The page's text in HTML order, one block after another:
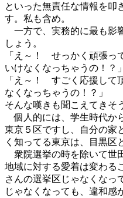
といった無責任な情報を叩
す。私も含め。
一方で、実務的に最も影
しょう。
「え～！ せっかく頑張っ
いけなくなっちゃうの！？」
「え～！ すごく応援して
なくなっちゃうの！？」
そんな嘆きも聞こえてきそ
個人的には、学生時代か
東京５区ですし、自分の家
く知ってる東京は、目黒区
衆院選挙の時を除いて世
地域に対する愛着は変わる
さんの選挙区じゃなくなっ
じゃなくなっても、違和感